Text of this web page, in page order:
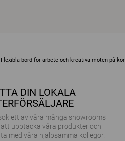
Flexibla bord för arbete och kreativa möten på
DIN LOKALA
ett av våra många showrooms
upptäcka våra produkter och
med våra hjälpsamma kollegor.